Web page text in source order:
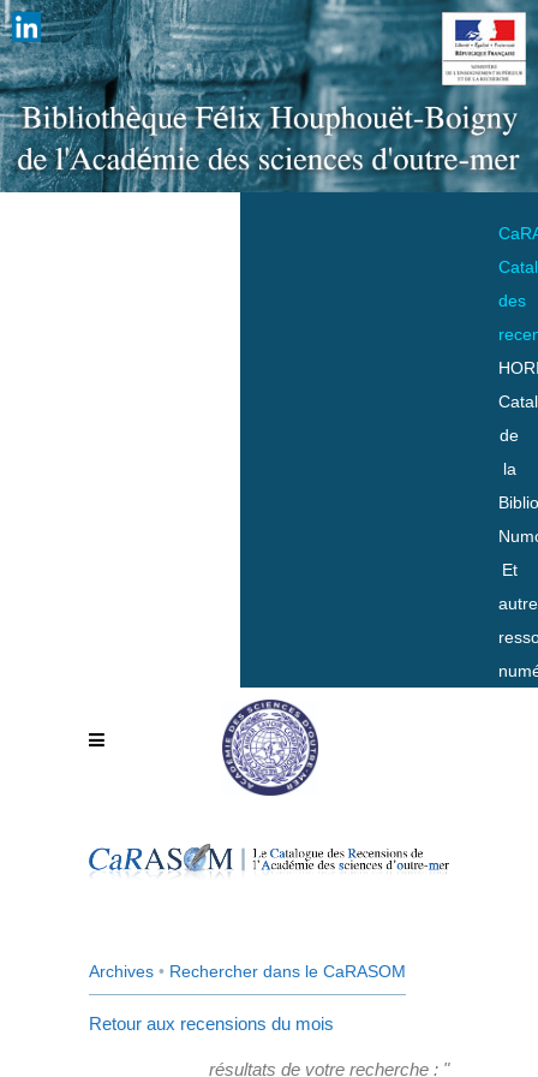
des
de
la
Et
Archives • Rechercher dans le CaRASOM
Retour aux recensions du mois
résultats de votre recherche : "